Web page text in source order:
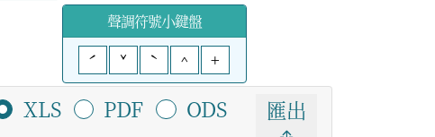
聲調符號小鍵盤
ˊ
ˇ ˋ ^ +
XLS PDF ODS 匯出